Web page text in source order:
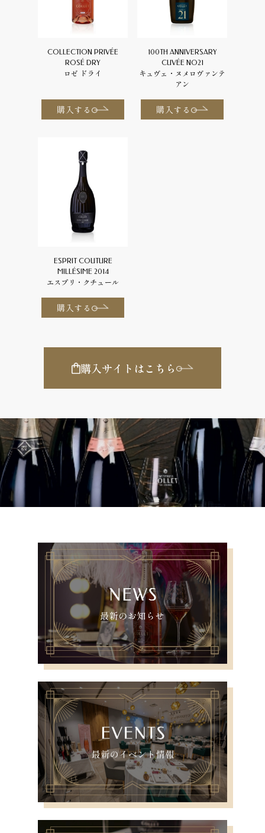
COLLECTION PRIVÉE
ROSÉ DRY
ロゼ ドライ
購入する
100TH ANNIVERSARY
CUVÉE NO21
キュヴェ・ヌメロヴァンテ
アン
購入する
ESPRIT COUTURE
MILLÉSIME 2014
エスプリ・クチュール
購入する
購入サイトはこちら